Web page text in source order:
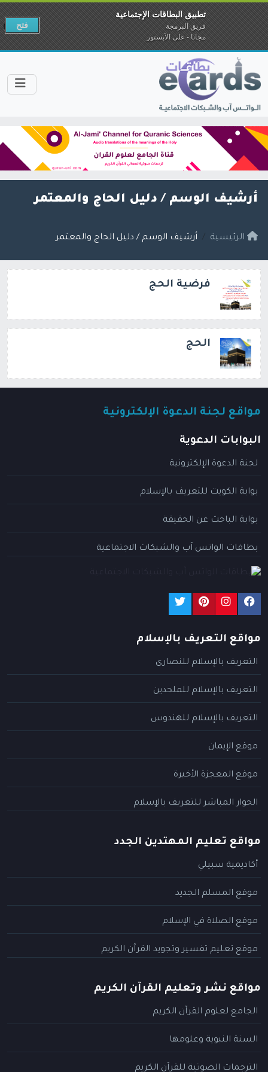
أرشيف الوسم / دليل الحاج والمعتمر
الرئيسية أرشيف الوسم / دليل الحاج والمعتمر
فرضية الحج
الحج
مواقع لجنة الدعوة الإلكترونية
البوابات الدعوية
لجنة الدعوة الإلكترونية
بوابة الكويت للتعريف بالإسلام
بوابة الباحث عن الحقيقة
بطاقات الواتس آب والشبكات الاجتماعية
مواقع التعريف بالإسلام
التعريف بالإسلام للنصارى
التعريف بالإسلام للملحدين
التعريف بالإسلام للهندوس
موقع الإيمان
موقع المعجزة الأخيرة
الحوار المباشر للتعريف بالإسلام
مواقع تعليم المهتدين الجدد
أكاديمية سبيلي
موقع المسلم الجديد
موقع الصلاة في الإسلام
موقع تعليم تفسير وتجويد القرآن الكريم
مواقع نشر وتعليم القرآن الكريم
الجامع لعلوم القرآن الكريم
السنة النبوية وعلومها
الترجمات الصوتية للقرآن الكريم
تطبيق البطاقات الإجتماعية
فريق البرمجة
مجانا - على الآبستور
فتح